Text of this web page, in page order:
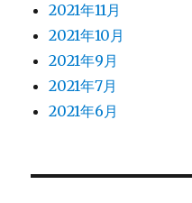
2021年11月
2021年10月
2021年9月
2021年7月
2021年6月